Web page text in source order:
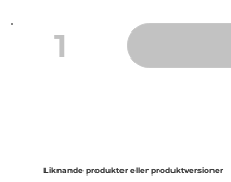
1
Liknande produkter eller produktversioner